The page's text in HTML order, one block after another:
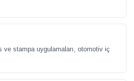
ve stampa uygulamaları, otomotiv iç